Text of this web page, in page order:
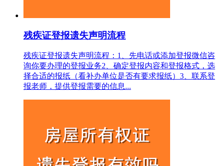
残疾证登报遗失声明流程
残疾证登报遗失声明流程：1、先电话或添加登报微信咨
询你要办理的登报业务2、确定登报内容和登报格式，选
择合适的报纸（看补办单位是否有要求报纸）3、联系登
报老师，提供登报需要的信息...